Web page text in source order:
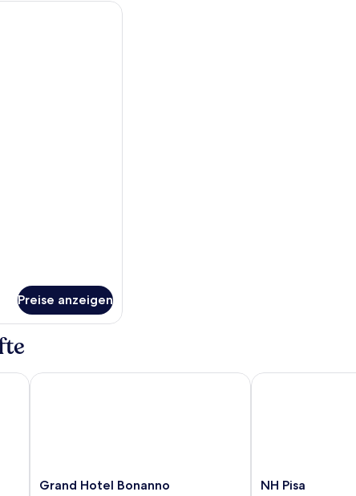
Preise anzeigen
Grand
Grand Hotel Bonanno
Grand Hotel Bonanno
NH
NH Pisa
NH Pisa